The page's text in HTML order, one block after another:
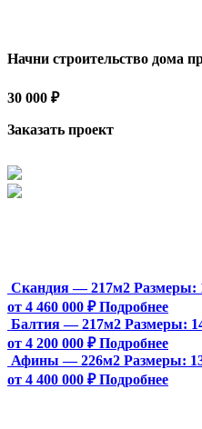
Начни строительство дома
30 000 ₽
Заказать проект
Скандия — 217м2 Размеры:
от 4 460 000 ₽ Подробнее
Балтия — 217м2 Размеры:
от 4 200 000 ₽ Подробнее
Афины — 226м2 Размеры:
от 4 400 000 ₽ Подробнее